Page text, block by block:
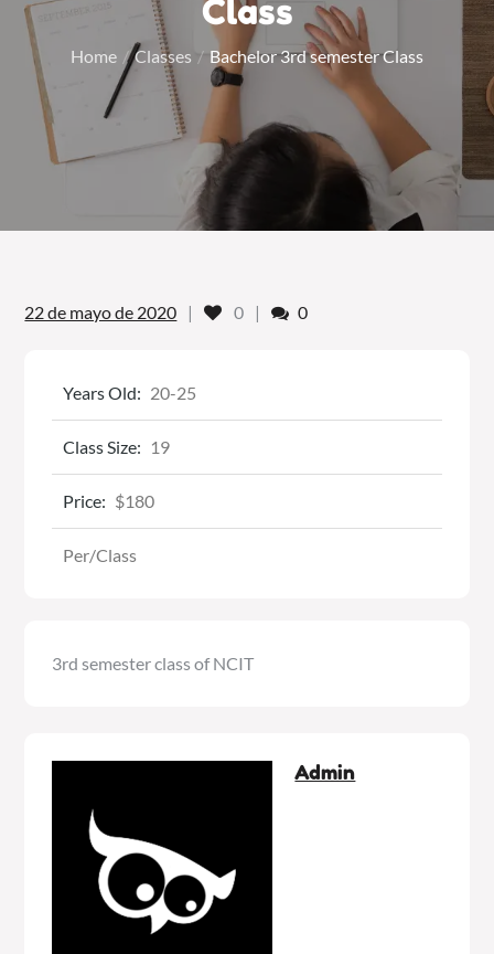
Class
Home Classes Bachelor 3rd semester Class
22 de mayo de 2020 Likes
0 Comments
0
Years Old: 20-25
Class Size: 19
Price: $180
Per/Class
3rd semester class of NCIT
Admin